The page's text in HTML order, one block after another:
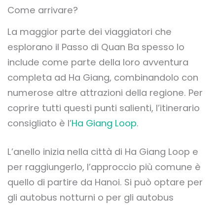
Come arrivare?
La maggior parte dei viaggiatori che
esplorano il Passo di Quan Ba spesso lo
include come parte della loro avventura
completa ad Ha Giang, combinandolo con
numerose altre attrazioni della regione. Per
coprire tutti questi punti salienti, l’itinerario
consigliato è l’Ha Giang Loop.
L’anello inizia nella città di Ha Giang Loop e
per raggiungerlo, l’approccio più comune è
quello di partire da Hanoi. Si può optare per
gli autobus notturni o per gli autobus